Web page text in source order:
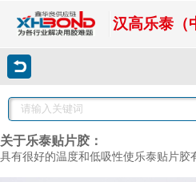
汉高乐泰（
关于乐泰贴片胶：
具有很好的温度和低吸性使乐泰贴片胶